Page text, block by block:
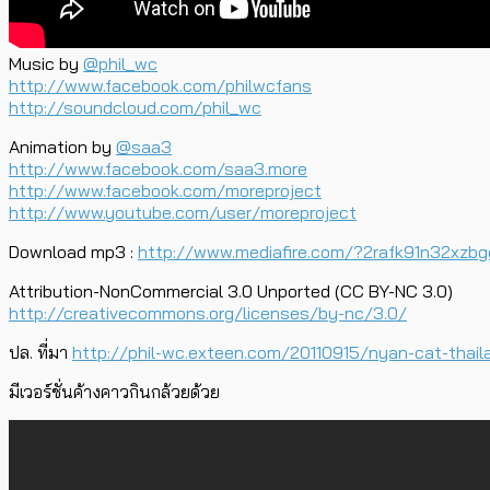
Music by @phil_wc
http://www.facebook.com/philwcfans
http://soundcloud.com/phil_wc
Animation by @saa3
http://www.facebook.com/saa3.more
http://www.facebook.com/moreproject
http://www.youtube.com/user/moreproject
Download mp3 : http://www.mediafire.com/
Attribution-NonCommercial 3.0 Unported (CC BY-NC 3.0)
http://creativecommons.org/licenses/by-nc/3.0/
ปล. ที่มา http://phil-wc.exteen.com/20110915/nyan-cat-
มีเวอร์ชั่นค้างคาวกินกล้วยด้วย